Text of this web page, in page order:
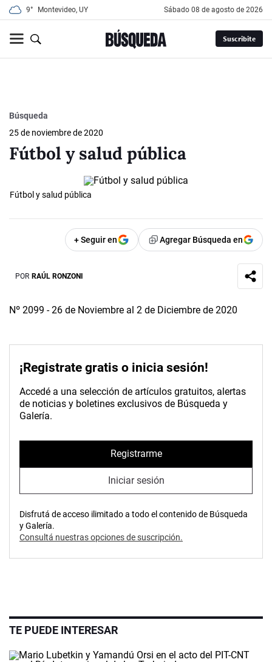
9° Montevideo, UY sábado 08 de agosto de 2026
Suscribite
Búsqueda
25 de noviembre de 2020
Fútbol y salud pública
Fútbol y salud pública
+ Seguir en Agregar Búsqueda en
POR RAÚL RONZONI
Nº 2099 - 26 de Noviembre al 2 de Diciembre de 2020
¡Registrate gratis o inicia sesión!
Accedé a una selección de artículos gratuitos, alertas
de noticias y boletines exclusivos de Búsqueda y
Galería.
Registrarme
Iniciar sesión
Disfrutá de acceso ilimitado a todo el contenido de Búsqueda
y Galería.
Consultá nuestras opciones de suscripción.
TE PUEDE INTERESAR